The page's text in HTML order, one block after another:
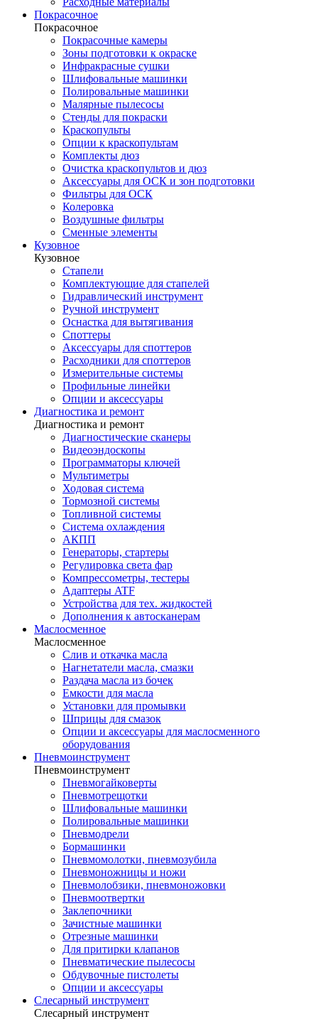
Покрасочное
Покрасочное
Покрасочные камеры
Зоны подготовки к окраске
Инфракрасные сушки
Шлифовальные машинки
Полировальные машинки
Малярные пылесосы
Стенды для покраски
Краскопульты
Опции к краскопультам
Комплекты дюз
Очистка краскопультов и дюз
Аксессуары для ОСК и зон подготовки
Фильтры для ОСК
Колеровка
Воздушные фильтры
Сменные элементы
Кузовное
Кузовное
Стапели
Комплектующие для стапелей
Гидравлический инструмент
Ручной инструмент
Оснастка для вытягивания
Споттеры
Аксессуары для споттеров
Расходники для споттеров
Измерительные системы
Профильные линейки
Опции и аксессуары
Диагностика и ремонт
Диагностика и ремонт
Диагностические сканеры
Видеоэндоскопы
Программаторы ключей
Мультиметры
Ходовая система
Тормозной системы
Топливной системы
Система охлаждения
АКПП
Генераторы, стартеры
Регулировка света фар
Компрессометры, тестеры
Адаптеры ATF
Устройства для тех. жидкостей
Дополнения к автосканерам
Маслосменное
Маслосменное
Слив и откачка масла
Нагнетатели масла, смазки
Раздача масла из бочек
Емкости для масла
Установки для промывки
Шприцы для смазок
Опции и аксессуары для маслосменного
оборудования
Пневмоинструмент
Пневмоинструмент
Пневмогайковерты
Пневмотрещотки
Шлифовальные машинки
Полировальные машинки
Пневмодрели
Бормашинки
Пневмомолотки, пневмозубила
Пневмоножницы и ножи
Пневмолобзики, пневмоножовки
Пневмоотвертки
Заклепочники
Зачистные машинки
Отрезные машинки
Для притирки клапанов
Пневматические пылесосы
Обдувочные пистолеты
Опции и аксессуары
Слесарный инструмент
Слесарный инструмент